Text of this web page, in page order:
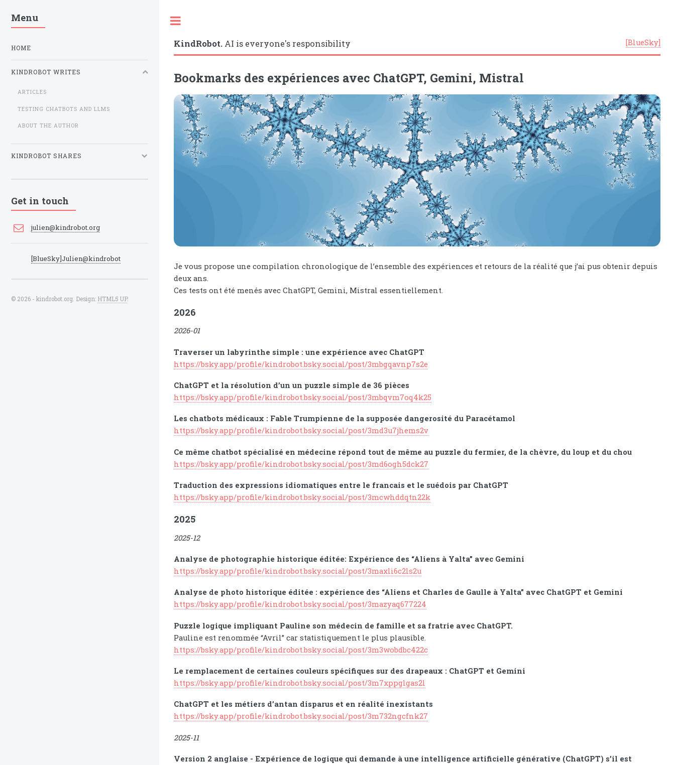
KindRobot. AI is everyone's responsibility [BlueSky]
Bookmarks des expériences avec ChatGPT, Gemini, Mistral
Je vous propose une compilation chronologique de l’ensemble des expériences et retours de la réalité que j’ai pus obtenir depuis
deux ans.
Ces tests ont été menés avec ChatGPT, Gemini, Mistral essentiellement.
2026
2026-01
Traverser un labyrinthe simple : une expérience avec ChatGPT
https://bsky.app/profile/kindrobot.bsky.social/post/3mbgqavnp7s2e
ChatGPT et la résolution d’un un puzzle simple de 36 pièces
https://bsky.app/profile/kindrobot.bsky.social/post/3mbqvm7oq4k25
Les chatbots médicaux : Fable Trumpienne de la supposée dangerosité du Paracétamol
https://bsky.app/profile/kindrobot.bsky.social/post/3md3u7jhems2v
Ce même chatbot spécialisé en médecine répond tout de même au puzzle du fermier, de la chèvre, du loup et du chou
https://bsky.app/profile/kindrobot.bsky.social/post/3md6ogh5dck27
Traduction des expressions idiomatiques entre le francais et le suédois par ChatGPT
https://bsky.app/profile/kindrobot.bsky.social/post/3mcwhddqtn22k
2025
2025-12
Analyse de photographie historique éditée: Expérience des “Aliens à Yalta” avec Gemini
https://bsky.app/profile/kindrobot.bsky.social/post/3maxli6c2ls2u
Analyse de photo historique éditée : expérience des “Aliens et Charles de Gaulle à Yalta” avec ChatGPT et Gemini
https://bsky.app/profile/kindrobot.bsky.social/post/3mazyaq677224
Puzzle logique impliquant Pauline son médecin de famille et sa fratrie avec ChatGPT.
Pauline est renommée “Avril” car statistiquement le plus plausible.
https://bsky.app/profile/kindrobot.bsky.social/post/3m3wobdbc422c
Le remplacement de certaines couleurs spécifiques sur des drapeaux : ChatGPT et Gemini
https://bsky.app/profile/kindrobot.bsky.social/post/3m7xppglgas2l
ChatGPT et les métiers d’antan disparus et en réalité inexistants
https://bsky.app/profile/kindrobot.bsky.social/post/3m732ngcfnk27
2025-11
Version 2 anglaise - Expérience de logique qui demande à une intelligence artificielle générative (ChatGPT) s’il est
Menu
HOME
KINDROBOT WRITES
ARTICLES
TESTING CHATBOTS AND LLMS
ABOUT THE AUTHOR
KINDROBOT SHARES
Get in touch
julien@kindrobot.org
[BlueSky]Julien@kindrobot
© 2026 - kindrobot.org. Design: HTML5 UP.